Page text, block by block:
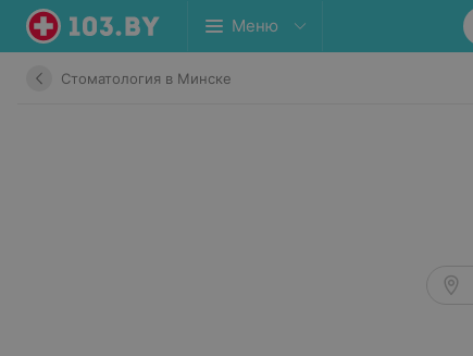
Меню
Стоматология в Минске